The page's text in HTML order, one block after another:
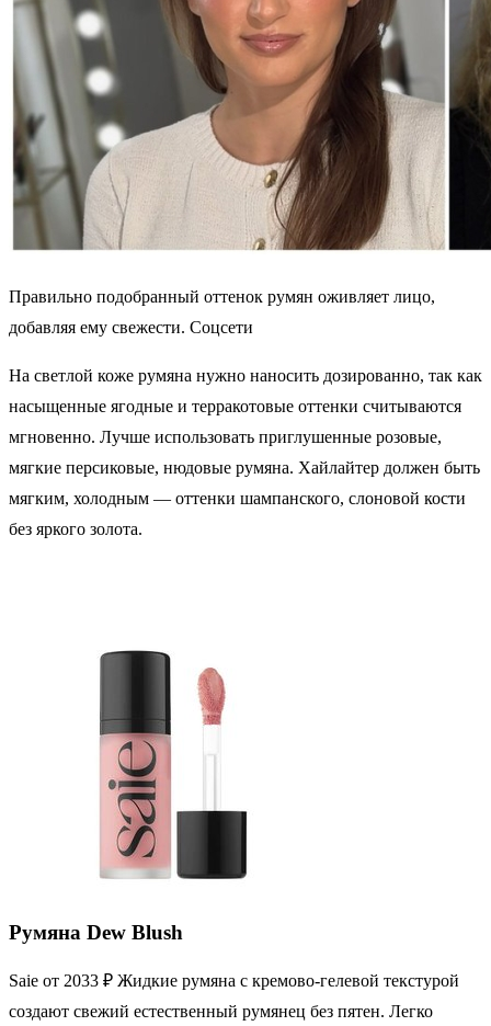
Правильно подобранный оттенок румян оживляет лицо,
добавляя ему свежести. Соцсети
На светлой коже румяна нужно наносить дозированно, так как
насыщенные ягодные и терракотовые оттенки считываются
мгновенно. Лучше использовать приглушенные розовые,
мягкие персиковые, нюдовые румяна. Хайлайтер должен быть
мягким, холодным — оттенки шампанского, слоновой кости
без яркого золота.
Румяна Dew Blush
Saie от 2033 ₽ Жидкие румяна с кремово-гелевой текстурой
создают свежий естественный румянец без пятен. Легко